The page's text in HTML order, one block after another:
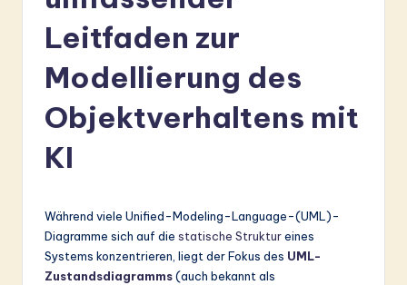
mLeitfaden zur
Modellierung des
Objektverhaltens mit
KI
Während viele Unified-Modeling-Language-(UML)-
Diagramme sich auf die statische Struktureines
Systems konzentrieren, liegt der Fokus des UML-
Zustandsdiagramms(auch bekannt als